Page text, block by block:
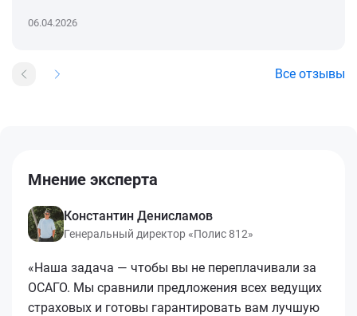
06.04.2026
Все отзывы
Мнение эксперта
Константин Денисламов
Генеральный директор «Полис 812»
«Наша задача — чтобы вы не переплачивали за
ОСАГО. Мы сравнили предложения всех ведущих
страховых и готовы гарантировать вам лучшую